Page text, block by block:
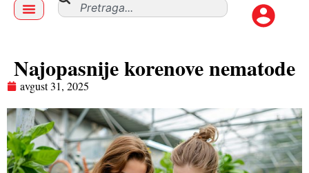
Najopasnije korenove nematode
avgust 31, 2025